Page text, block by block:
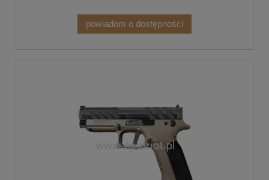
powiadom o dostępności